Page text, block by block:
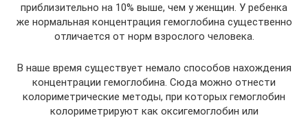
приблизительно на 10% выше, чем у женщин. У ребенка
же нормальная концентрация гемоглобина существенно
отличается от норм взрослого человека.
В наше время существует немало способов нахождения
концентрации гемоглобина. Сюда можно отнести
колориметрические методы, при которых гемоглобин
колориметрируют как оксигемоглобин или